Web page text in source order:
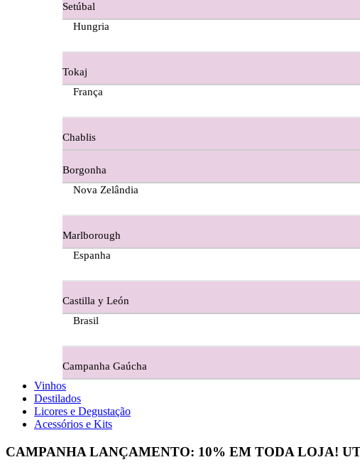
Ermelinda Freitas - Setubal
Evidencia Dão
Ferraz Wine - Beira Interior
Figueira Coriga - Alentejo
Guerreiro Vinhos - Bairrada
Herdade da Lisboa Alentejo
Herdade Do Freixo - Alentejo
Herdade do Moinho Branco - Alentejo
Setúbal
Hungria
Tokaj
França
Chablis
Borgonha
Nova Zelândia
Marlborough
Espanha
Castilla y León
Brasil
Campanha Gaúcha
Vinhos
Destilados
Licores e Degustação
Acessórios e Kits
CAMPANHA LANÇAMENTO: 10% EM TODA LOJA!